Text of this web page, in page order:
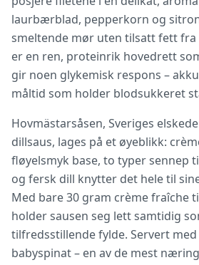
laurbærblad, pepperkorn og
smeltende mør uten tilsatt fett fra
er en ren, proteinrik hovedrett
gir noen glykemisk respons –
måltid som holder blodsukkeret
Hovmästarsåsen, Sveriges
dillsaus, lages på et øyeblikk:
fløyelsmyk base, to typer sennep
og fersk dill knytter det hele til
Med bare 30 gram crème fraîche
holder sausen seg lett samtidig
tilfredsstillende fylde. Servert
babyspinat – en av de mest